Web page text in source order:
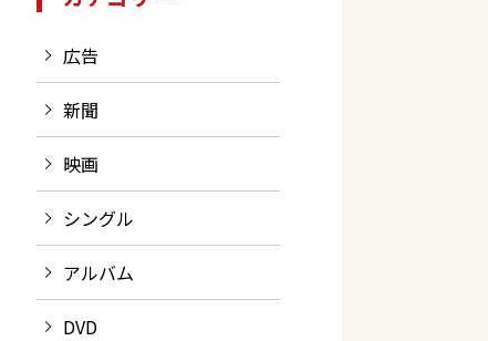
広告
新聞
映画
シングル
アルバム
DVD